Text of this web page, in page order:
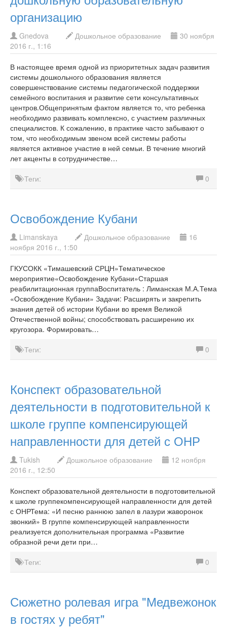
организацию
Gnedova Дошкольное образование
30 ноября
2016 г., 1:16
В настоящее время одной из приоритетных задач развития
системы дошкольного образования является
совершенствование системы педагогической поддержки
семейного воспитания и развитие сети консультативных
центров.Общепринятым фактом является то, что ребенка
необходимо развивать комплексно, с участием различных
специалистов. К сожалению, в практике часто забывают о
том, что необходимым звеном всей системы работы
является активное участие в ней семьи. В течение многий
лет акценты в сотрудничестве…
Теги:
0
Освобождение Кубани
Limanskaya Дошкольное образование
16
ноября 2016 г., 1:50
ГКУСОКК «Тимашевский СРЦН»Тематическое
мероприятие«Освобождение Кубани»Старшая
реабилитационная группаВоспитатель : Лиманская М.А.Тема
«Освобождение Кубани» Задачи: Расширять и закрепить
знания детей об истории Кубани во время Великой
Отечественной войны; способствовать расширению их
кругозора. Формировать…
Теги:
0
Конспект образовательной
деятельности в подготовительной к
школе группе компенсирующей
направленности для детей с ОНР
Tukish Дошкольное образование
12 ноября
2016 г., 12:50
Конспект образовательной деятельности в подготовительной
к школе группекомпенсирующей направленности для детей
с ОНРТема: «И песню раннюю запел в лазури жаворонок
звонкий» В группе компенсирующей направленности
реализуется дополнительная программа «Развитие
образной речи дети при…
Теги:
0
Сюжетно ролевая игра "Медвежонок
в гостях у ребят"